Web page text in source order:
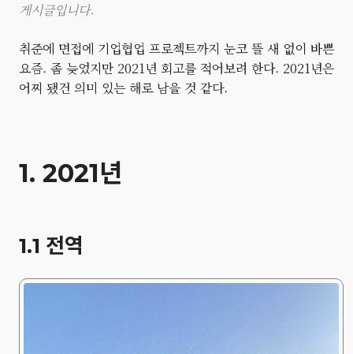
게시글입니다.
취준에 면접에 기업협업 프로젝트까지 눈코 뜰 새 없이 바쁜
요즘. 좀 늦었지만 2021년 회고를 적어보려 한다. 2021년은
어찌 됐건 의미 있는 해로 남을 것 같다.
1. 2021년
1.1 전역